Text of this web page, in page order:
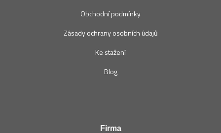
Obchodní podmínky
Zásady ochrany osobních údajů
Ke stažení
Blog
Firma